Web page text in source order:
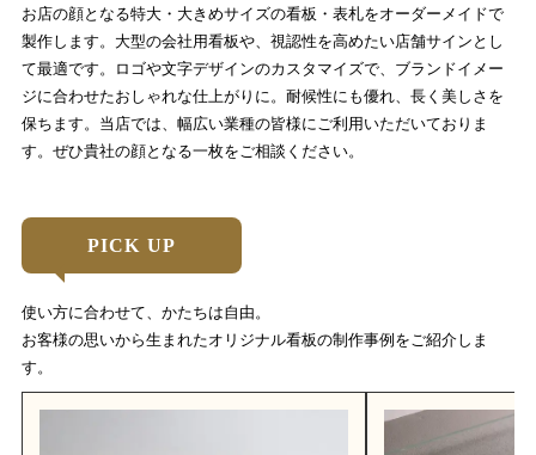
お店の顔となる特大・大きめサイズの看板・表札をオーダーメイドで
製作します。大型の会社用看板や、視認性を高めたい店舗サインとし
て最適です。ロゴや文字デザインのカスタマイズで、ブランドイメー
ジに合わせたおしゃれな仕上がりに。耐候性にも優れ、長く美しさを
保ちます。当店では、幅広い業種の皆様にご利用いただいておりま
す。ぜひ貴社の顔となる一枚をご相談ください。
PICK UP
使い方に合わせて、かたちは自由。
お客様の思いから生まれたオリジナル看板の制作事例をご紹介しま
す。